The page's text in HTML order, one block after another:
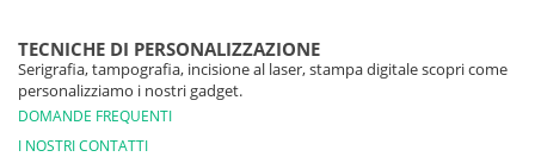
TECNICHE DI PERSONALIZZAZIONE
Serigrafia, tampografia, incisione al laser, stampa digitale scopri come
personalizziamo i nostri gadget.
DOMANDE FREQUENTI
I NOSTRI CONTATTI